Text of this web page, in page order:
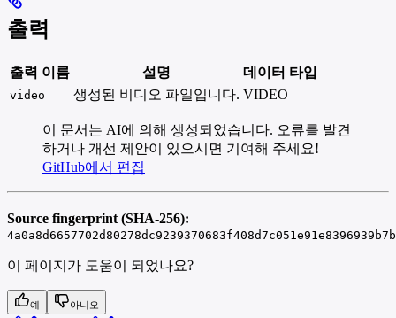
출력
출력 이름 설명 데이터 타입
video 생성된 비디오 파일입니다. VIDEO
이 문서는 AI에 의해 생성되었습니다. 오류를 발견
하거나 개선 제안이 있으시면 기여해 주세요!
GitHub에서 편집
Source fingerprint (SHA-256):
이 페이지가 도움이 되었나요?
예 아니오